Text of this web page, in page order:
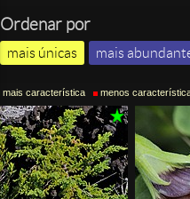
Ordenar por
mais únicas mais
mais característica menos